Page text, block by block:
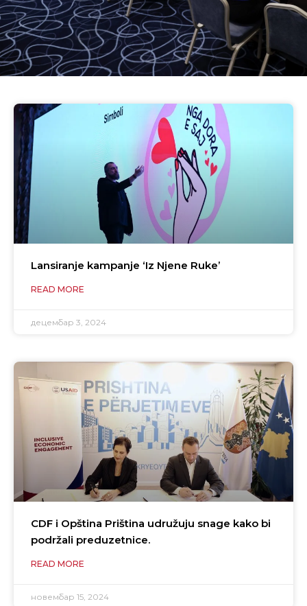
Lansiranje kampanje ‘Iz Njene Ruke’
READ MORE
децембар 3, 2024
CDF i Opština Priština udružuju snage kako bi
podržali preduzetnice.
READ MORE
новембар 15, 2024